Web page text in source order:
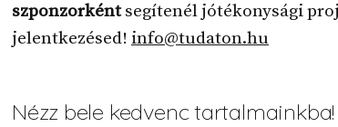
szponzorkéntsegítenél jótékonysági
jelentkezésed! info@tudaton.hu
Nézz bele kedvenc tartalmainkba!